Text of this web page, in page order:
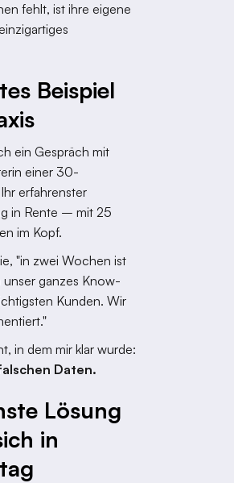
fehlt, ist ihre eigene
Beispiel
ein Gespräch mit
einer 30-
erfahrenster
in Rente – mit 25
im Kopf.
"in zwei Wochen ist
ganzes Know-
Kunden. Wir
in dem mir klar wurde:
Daten.
Lösung
in